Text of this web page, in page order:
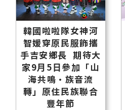
韓國啦啦隊女神河
智媛穿原民服飾攜
手吉安鄉長 期待大
家9月5日參加「山
海共鳴•族音流
轉」原住民族聯合
豐年節